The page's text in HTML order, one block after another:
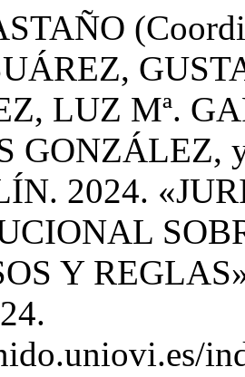
LUZ Mª.
GONZÁLEZ,
2024.
Y